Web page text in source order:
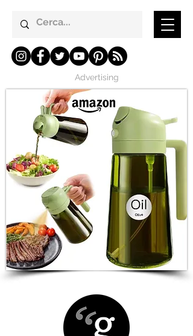
Advertising